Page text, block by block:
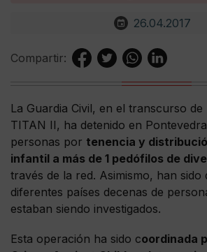
26.04.2017
Compartir:
La Guardia Civil, en el transcurso
TITAN II, ha detenido en
personas por tenencia y
infantil a más de 1 pedófilos de
través de la red. Asimismo, han sido
diferentes países decenas de
estaban siendo investigados.
Esta operación ha sido coordinada